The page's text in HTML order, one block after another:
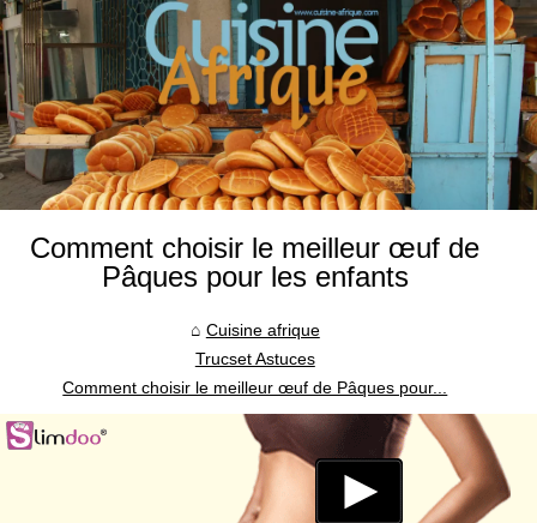
Comment choisir le meilleur œuf de
Pâques pour les enfants
Cuisine afrique
Trucset Astuces
Comment choisir le meilleur œuf de Pâques pour...